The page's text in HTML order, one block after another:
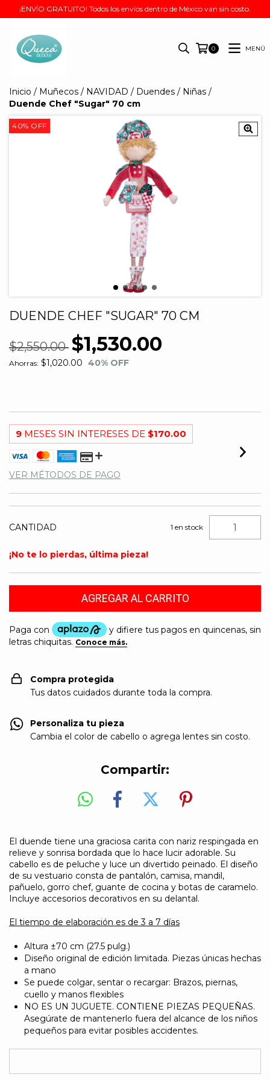
¡ENVÍO GRATUITO! Todos los envíos dentro de México van sin costo.
0 MENÚ
Inicio / Muñecos / NAVIDAD / Duendes / Niñas /
Duende Chef "Sugar" 70 cm
40% OFF
DUENDE CHEF "SUGAR" 70 CM
$2,550.00 $1,530.00
Ahorras: $1,020.00 40% OFF
9 MESES SIN INTERESES DE $170.00
VER MÉTODOS DE PAGO
CANTIDAD 1 en stock
¡No te lo pierdas, última pieza!
Compra protegida
Tus datos cuidados durante toda la compra.
Personaliza tu pieza
Cambia el color de cabello o agrega lentes sin costo.
Compartir:
El duende tiene una graciosa carita con nariz respingada en
relieve y sonrisa bordada que lo hace lucir adorable. Su
cabello es de peluche y luce un divertido peinado. El diseño
de su vestuario consta de pantalón, camisa, mandil,
pañuelo, gorro chef, guante de cocina y botas de caramelo.
Incluye accesorios decorativos en su delantal.
El tiempo de elaboración es de 3 a 7 días
Altura ±70 cm (27.5 pulg.)
Diseño original de edición limitada. Piezas únicas hechas
a mano
Se puede colgar, sentar o recargar: Brazos, piernas,
cuello y manos flexibles
NO ES UN JUGUETE. CONTIENE PIEZAS PEQUEÑAS.
Asegúrate de mantenerlo fuera del alcance de los niños
pequeños para evitar posibles accidentes.